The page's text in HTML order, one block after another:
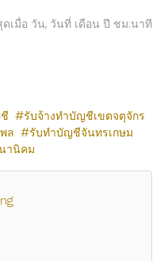
เมื่อ วัน, วันที่ เดือน ปี ชม:นาที
รับจ้างทำบัญชีเขตจตุจักร
ล
รับทำบัญชีจันทรเกษม
านิคม